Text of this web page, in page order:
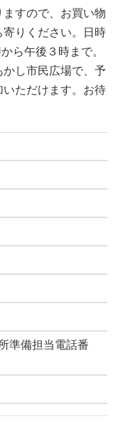
すので、お買い物
りください。日時
ら午後３時まで。
し市民広場で、予
ただけます。お待
準備担当電話番